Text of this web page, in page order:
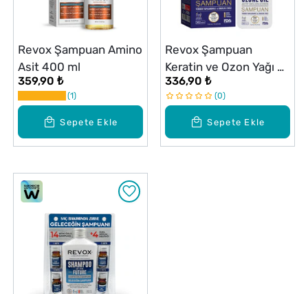
Sepete Ekle
Revox Şampuan Amino
Asit 400 ml
359,90 ₺
1
Sepete Ekle
Revox Şampuan
Keratin ve Ozon Yağı E
Vitamini Bakımı 360 ml
336,90 ₺
0